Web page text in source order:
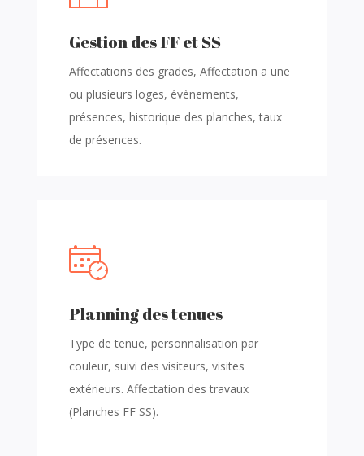
Gestion des FF et SS
Affectations des grades, Affectation a une
ou plusieurs loges, évènements,
présences, historique des planches, taux
de présences.
Planning des tenues
Type de tenue, personnalisation par
couleur, suivi des visiteurs, visites
extérieurs. Affectation des travaux
(Planches FF SS).